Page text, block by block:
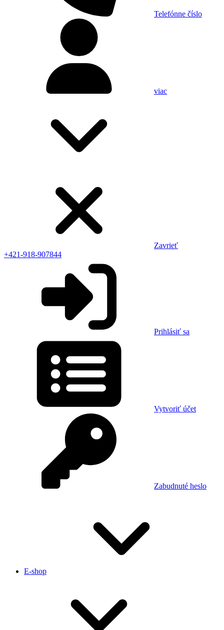
Telefónne číslo
viac
Zavrieť
+421-918-907844
Prihlásiť sa
Vytvoriť účet
Zabudnuté heslo
E-shop